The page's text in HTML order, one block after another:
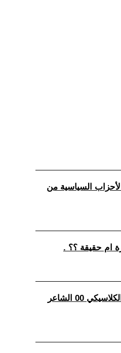
السياسية من
(8) من رواد الشعر الكوردي الكلاسيكي 00 الشاعر